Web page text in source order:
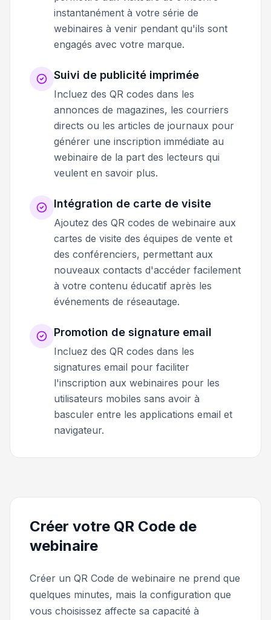
instantanément à votre série de
webinaires à venir pendant qu'ils sont
engagés avec votre marque.
Suivi de publicité imprimée
Incluez des QR codes dans les
annonces de magazines, les courriers
directs ou les articles de journaux pour
générer une inscription immédiate au
webinaire de la part des lecteurs qui
veulent en savoir plus.
Intégration de carte de visite
Ajoutez des QR codes de webinaire aux
cartes de visite des équipes de vente et
des conférenciers, permettant aux
nouveaux contacts d'accéder facilement
à votre contenu éducatif après les
événements de réseautage.
Promotion de signature email
Incluez des QR codes dans les
signatures email pour faciliter
l'inscription aux webinaires pour les
utilisateurs mobiles sans avoir à
basculer entre les applications email et
navigateur.
Créer votre QR Code de
webinaire
Créer un QR Code de webinaire ne prend que
quelques minutes, mais la configuration que
vous choisissez affecte sa capacité à